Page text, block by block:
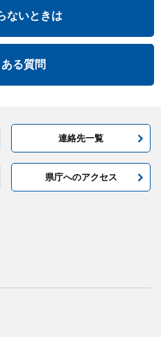
ないときは
る質問
連絡先一覧
県庁へのアクセス